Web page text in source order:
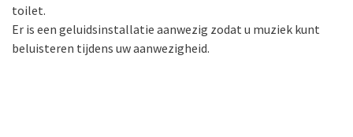
toilet.
Er is een geluidsinstallatie aanwezig zodat u muziek kunt
beluisteren tijdens uw aanwezigheid.